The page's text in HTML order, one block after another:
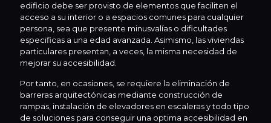
edificio debe ser provisto de elementos que faciliten el
acceso a su interior o a espacios comunes para cualquier
persona, sea que presente minusvalías o dificultades
especificas a una edad avanzada. Asimismo, las viviendas
particulares presentan, a veces, la misma necesidad de
mejorar su accesibilidad.
Por tanto, en ocasiones, se requiere la eliminación de
barreras arquitectónicas mediante construcción de
rampas, instalación de elevadores en escaleras y todo tipo
de soluciones para conseguir una optima accesibilidad en